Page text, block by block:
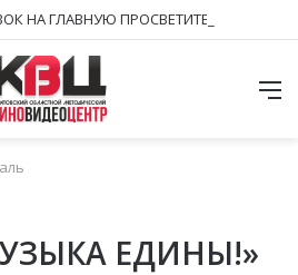
ЕДИНЫ!»